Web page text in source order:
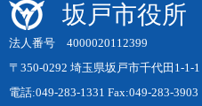
坂戸市役所
法人番号 4000020112399
〒350-0292 埼玉県坂戸市千代田1-1-1
電話:049-283-1331 Fax:049-283-3903